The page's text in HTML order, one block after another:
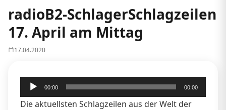
radioB2-SchlagerSchlagzeilen
17. April am Mittag
17.04.2020
Audio-
Player
00:00 00:00
Die aktuellsten Schlagzeilen aus der Welt der